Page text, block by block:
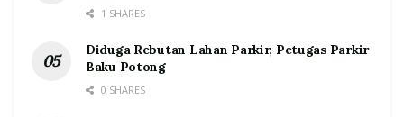
1 SHARES
Diduga Rebutan Lahan Parkir, Petugas Parkir
Baku Potong
0 SHARES